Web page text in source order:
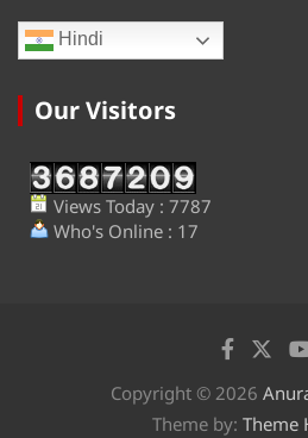
Hindi
Our Visitors
Views Today : 7787
Who's Online : 17
Copyright © 2026
Theme by: Theme